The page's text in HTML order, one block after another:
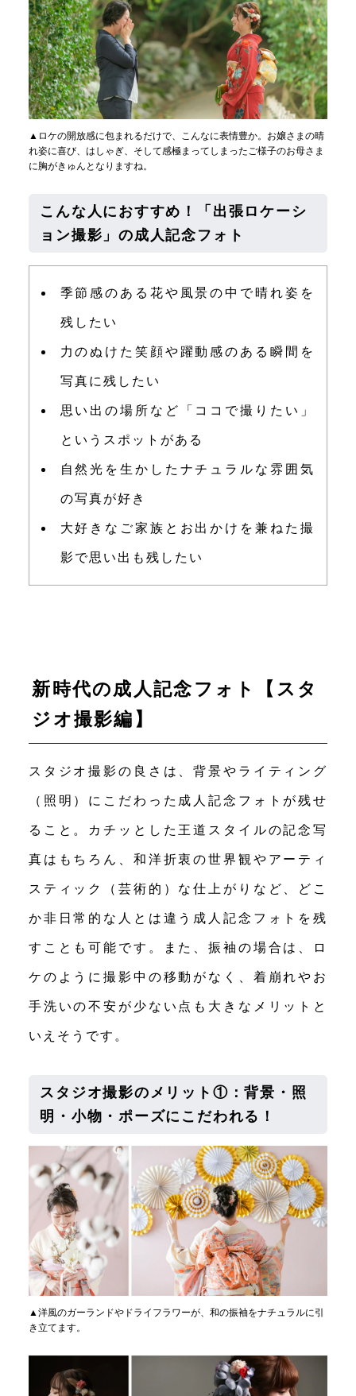
▲ロケの開放感に包まれるだけで、こんなに表情豊か。お嬢さまの晴
れ姿に喜び、はしゃぎ、そして感極まってしまったご様子のお母さま
に胸がきゅんとなりますね。
こんな人におすすめ！「出張ロケーシ
ョン撮影」の成人記念フォト
季節感のある花や風景の中で晴れ姿を
残したい
力のぬけた笑顔や躍動感のある瞬間を
写真に残したい
思い出の場所など「ココで撮りたい」
というスポットがある
自然光を生かしたナチュラルな雰囲気
の写真が好き
大好きなご家族とお出かけを兼ねた撮
影で思い出も残したい
新時代の成人記念フォト【スタ
ジオ撮影編】
スタジオ撮影の良さは、背景やライティング
（照明）にこだわった成人記念フォトが残せ
ること。カチッとした王道スタイルの記念写
真はもちろん、和洋折衷の世界観やアーティ
スティック（芸術的）な仕上がりなど、どこ
か非日常的な人とは違う成人記念フォトを残
すことも可能です。また、振袖の場合は、ロ
ケのように撮影中の移動がなく、着崩れやお
手洗いの不安が少ない点も大きなメリットと
いえそうです。
スタジオ撮影のメリット①：背景・照
明・小物・ポーズにこだわれる！
▲洋風のガーランドやドライフラワーが、和の振袖をナチュラルに引
き立てます。